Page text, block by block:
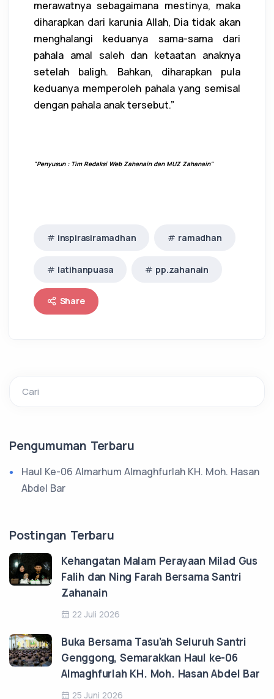
merawatnya sebagaimana mestinya, maka
diharapkan dari karunia Allah, Dia tidak akan
menghalangi keduanya sama-sama dari
pahala amal saleh dan ketaatan anaknya
setelah baligh. Bahkan, diharapkan pula
keduanya memperoleh pahala yang semisal
dengan pahala anak tersebut.”
"Penyusun : Tim Redaksi Web Zahanain dan MUZ Zahanain"
inspirasiramadhan ramadhan
latihanpuasa pp.zahanain
Share
Cari
Pengumuman Terbaru
Haul Ke-06 Almarhum Almaghfurlah KH. Moh. Hasan
Abdel Bar
Postingan Terbaru
Kehangatan Malam Perayaan Milad Gus
Falih dan Ning Farah Bersama Santri
Zahanain
22 Juli 2026
Buka Bersama Tasu’ah Seluruh Santri
Genggong, Semarakkan Haul ke-06
Almaghfurlah KH. Moh. Hasan Abdel Bar
25 Juni 2026